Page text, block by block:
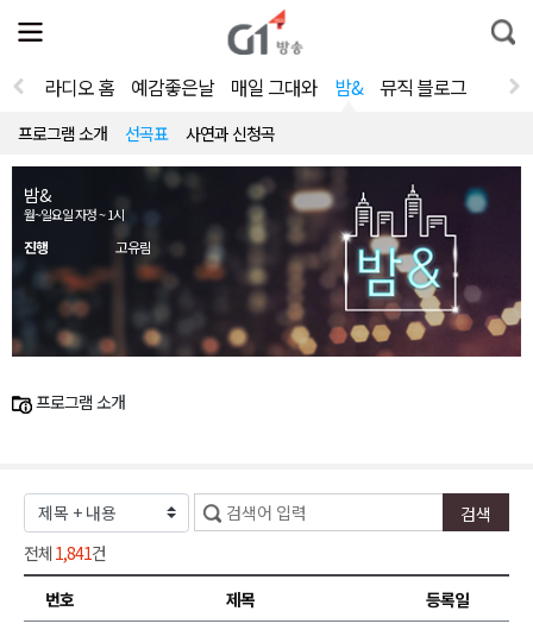
전
체
뉴
열
통
합
라디오 홈 예감좋은날 매일 그대와 밤& 뮤직 블로그
프로그램 소개 선곡표 사연과 신청곡
밤&
월~일요일 자정 ~ 1시
진행 고유림
프로그램 소개
전체 1,841건
번호
제목
등록일